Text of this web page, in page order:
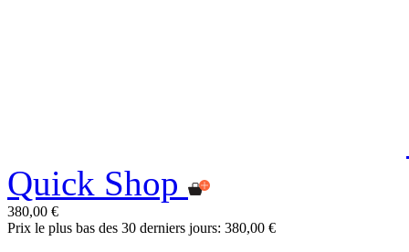
Quick Shop
380,00 €
Prix le plus bas des 30 derniers jours: 380,00 €